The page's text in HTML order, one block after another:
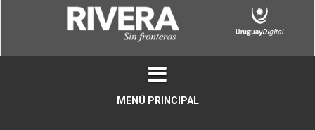
MENÚ PRINCIPAL